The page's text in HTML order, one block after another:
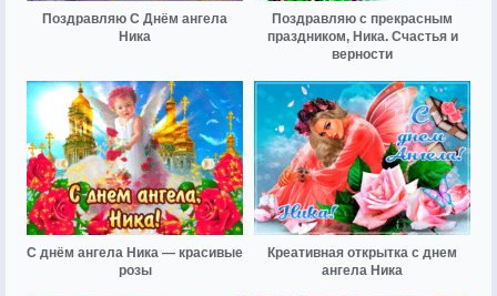
Поздравляю С Днём ангела
Ника
Поздравляю с прекрасным
праздником, Ника. Счастья и
верности
С днём ангела Ника — красивые
розы
Креативная открытка с днем
ангела Ника